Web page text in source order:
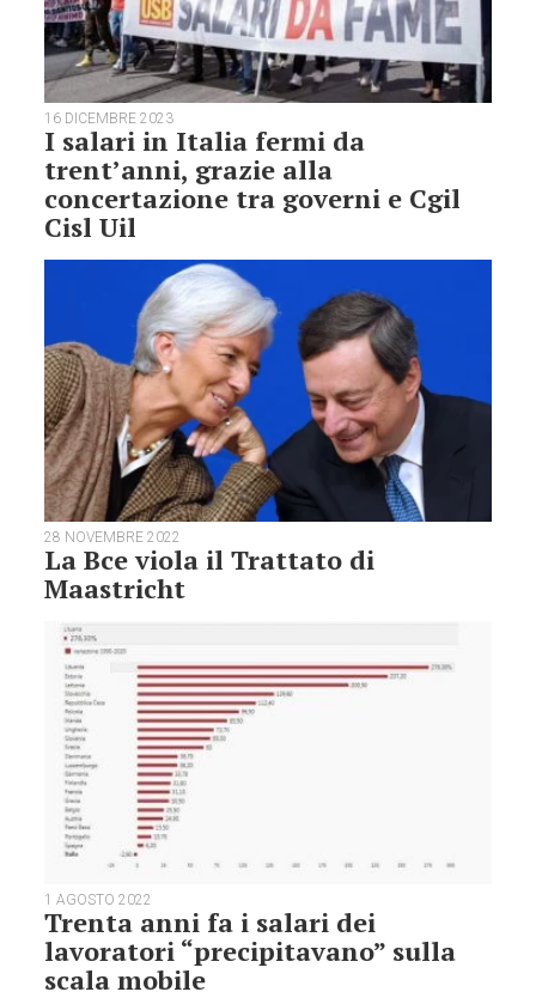
16 DICEMBRE 2023
I salari in Italia fermi da
trent’anni, grazie alla
concertazione tra governi e Cgil
Cisl Uil
28 NOVEMBRE 2022
La Bce viola il Trattato di
Maastricht
1 AGOSTO 2022
Trenta anni fa i salari dei
lavoratori “precipitavano” sulla
scala mobile